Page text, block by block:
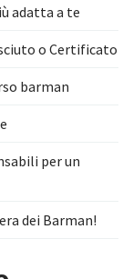
adatta a te
o Certificato
barman
per un
dei Barman!